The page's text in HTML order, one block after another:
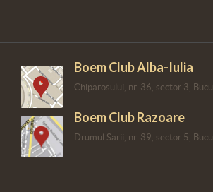
Boem Club Alba-Iulia
Chiparosului, nr. 36, sector 3,
Boem Club Razoare
Drumul Sarii, nr. 39, sector 5,